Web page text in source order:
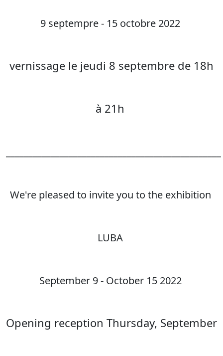
9 septempre - 15 octobre 2022
vernissage le jeudi 8 septembre de 18h
à 21h
We're pleased to invite you to the exhibition
LUBA
September 9 - October 15 2022
Opening reception Thursday, September